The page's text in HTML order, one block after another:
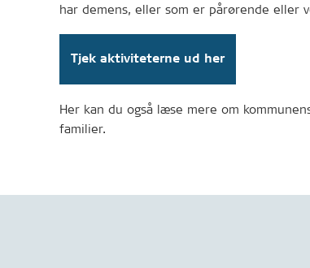
har demens, eller som er pårørende eller
Tjek aktiviteterne ud her
Her kan du også læse mere om
familier.